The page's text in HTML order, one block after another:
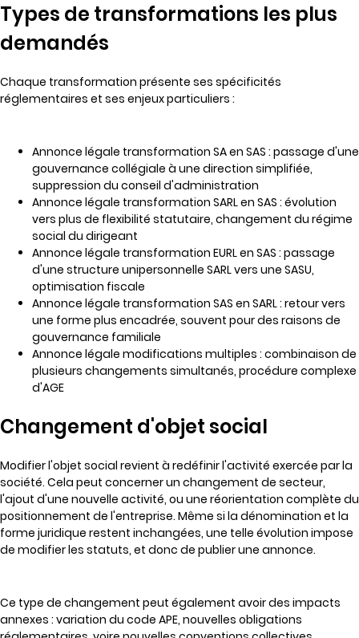
Types de transformations les plus
demandés
Chaque transformation présente ses spécificités
réglementaires et ses enjeux particuliers :
Annonce légale transformation SA en SAS : passage d'une
gouvernance collégiale à une direction simplifiée,
suppression du conseil d'administration
Annonce légale transformation SARL en SAS : évolution
vers plus de flexibilité statutaire, changement du régime
social du dirigeant
Annonce légale transformation EURL en SAS : passage
d'une structure unipersonnelle SARL vers une SASU,
optimisation fiscale
Annonce légale transformation SAS en SARL : retour vers
une forme plus encadrée, souvent pour des raisons de
gouvernance familiale
Annonce légale modifications multiples : combinaison de
plusieurs changements simultanés, procédure complexe
d'AGE
Changement d'objet social
Modifier l'objet social revient à redéfinir l'activité exercée par la
société. Cela peut concerner un changement de secteur,
l'ajout d'une nouvelle activité, ou une réorientation complète du
positionnement de l'entreprise. Même si la dénomination et la
forme juridique restent inchangées, une telle évolution impose
de modifier les statuts, et donc de publier une annonce.
Ce type de changement peut également avoir des impacts
annexes : variation du code APE, nouvelles obligations